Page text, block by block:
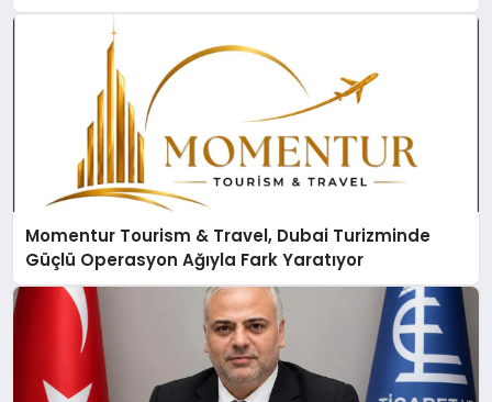
Momentur Tourism & Travel, Dubai Turizminde
Güçlü Operasyon Ağıyla Fark Yaratıyor